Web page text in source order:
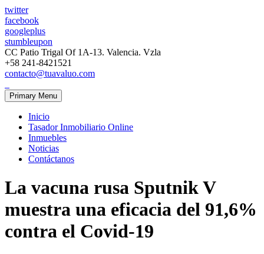
twitter
facebook
googleplus
stumbleupon
CC Patio Trigal Of 1A-13. Valencia. Vzla
+58 241-8421521
contacto@tuavaluo.com
Primary Menu
Inicio
Tasador Inmobiliario Online
Inmuebles
Noticias
Contáctanos
La vacuna rusa Sputnik V
muestra una eficacia del 91,6%
contra el Covid-19